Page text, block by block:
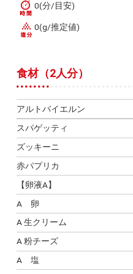
0(分/目安)
0(g/推定値)
食材（2人分）
アルトバイエルン
スパゲッティ
ズッキーニ
赤パプリカ
【卵液A】
A 卵
A 生クリーム
A 粉チーズ
A 塩